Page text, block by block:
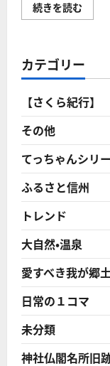
の
伝
契
者
が
中！
に
つ
い
て
さ
ら
む
続きを読む
帯
売
動
携
帯
３
マ
ホ
販
売
減
少
格
Ｍ
に
顧
客
流
出
に
つ
さ
ら
カテゴリー
【さくら紀行】
その他
てっちゃんシリ
ふるさと信州
トレンド
大自然・温泉
愛すべき我が郷土
日常の１コマ
未分類
神社仏閣名所旧